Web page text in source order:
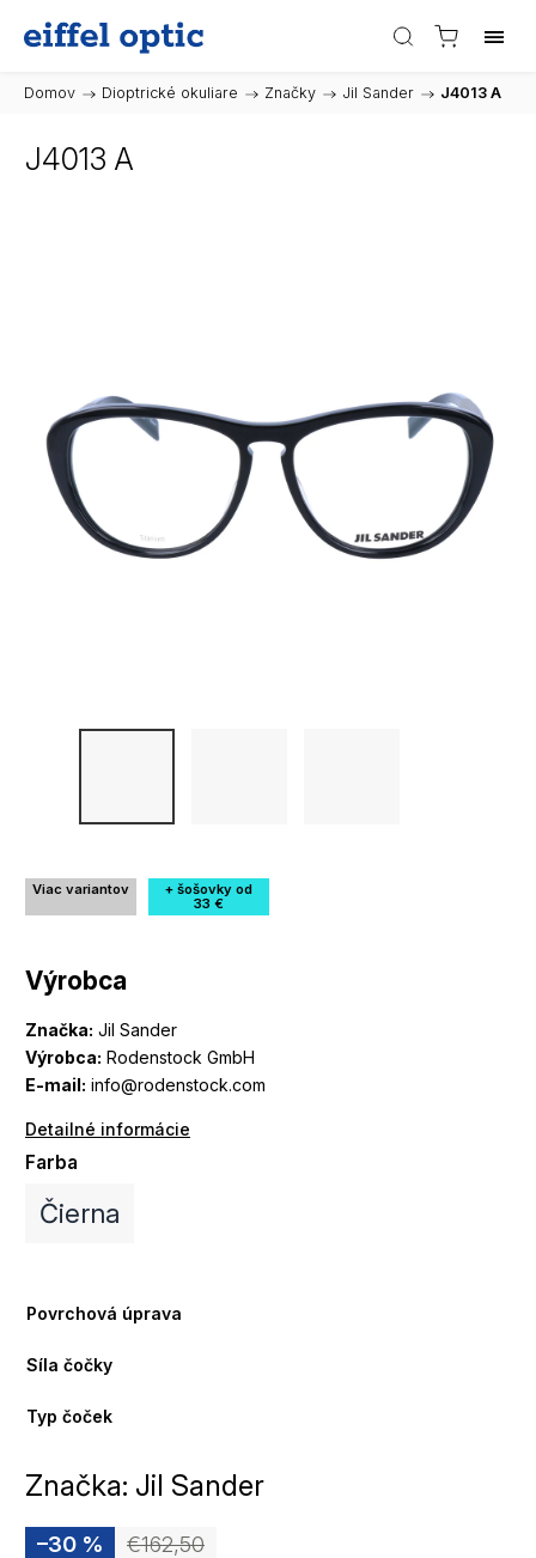
Domov / Dioptrické okuliare / Značky / Jil Sander / J4013 A
J4013 A
Výrobca
Značka: Jil Sander
Výrobca: Rodenstock GmbH
E-mail: info@rodenstock.com
Detailné informácie
Viac variantov
+ šošovky od
33 €
Farba
Čierna
Povrchová úprava
Síla čočky
Typ čoček
Značka: Jil Sander
€162,50
–30 %